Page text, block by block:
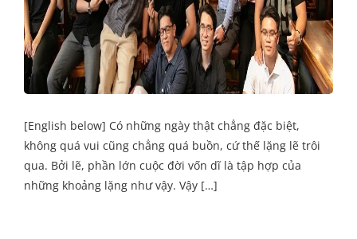
[English below] Có những ngày thật chẳng đặc biệt,
không quá vui cũng chẳng quá buồn, cứ thế lặng lẽ trôi
qua. Bởi lẽ, phần lớn cuộc đời vốn dĩ là tập hợp của
những khoảng lặng như vậy. Vậy […]